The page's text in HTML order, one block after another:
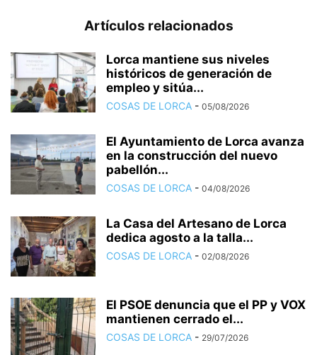
Artículos relacionados
Lorca mantiene sus niveles
históricos de generación de
empleo y sitúa...
COSAS DE LORCA - 05/08/2026
El Ayuntamiento de Lorca avanza
en la construcción del nuevo
pabellón...
COSAS DE LORCA - 04/08/2026
La Casa del Artesano de Lorca
dedica agosto a la talla...
COSAS DE LORCA - 02/08/2026
El PSOE denuncia que el PP y VOX
mantienen cerrado el...
COSAS DE LORCA - 29/07/2026